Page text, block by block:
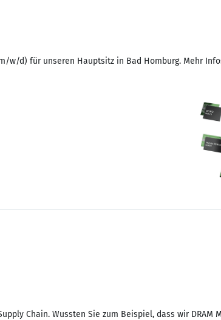
w/d) für unseren Hauptsitz in Bad Homburg. Mehr
Chain. Wussten Sie zum Beispiel, dass wir DRAM